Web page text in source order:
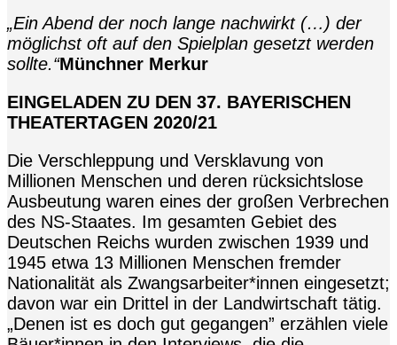
„Ein Abend der noch lange nachwirkt (…) der
möglichst oft auf den Spielplan gesetzt werden
sollte.“Münchner Merkur
EINGELADEN ZU DEN 37. BAYERISCHEN
THEATERTAGEN 2020/21
Die Verschleppung und Versklavung von
Millionen Menschen und deren rücksichtslose
Ausbeutung waren eines der großen Verbrechen
des NS-Staates. Im gesamten Gebiet des
Deutschen Reichs wurden zwischen 1939 und
1945 etwa 13 Millionen Menschen fremder
Nationalität als Zwangsarbeiter*innen eingesetzt;
davon war ein Drittel in der Landwirtschaft tätig.
„Denen ist es doch gut gegangen” erzählen viele